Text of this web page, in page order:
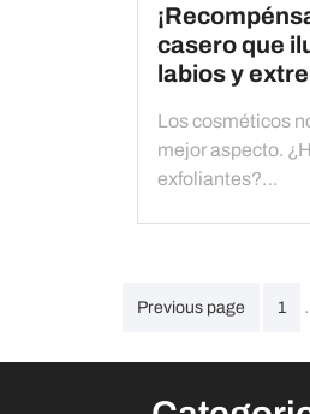
casero que
labios y
Los cosméticos
mejor aspecto.
exfoliantes?…
Posts
Previous page 1